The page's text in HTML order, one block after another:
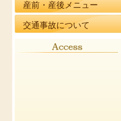
産前・産後メニュー
交通事故について